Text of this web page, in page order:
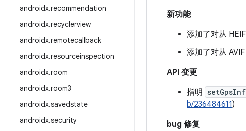
androidx.recommendation
androidx.recyclerview
androidx.remotecallback
androidx.resourceinspection
androidx.room
androidx.room3
androidx.savedstate
androidx.security
新功能
添加了对从
添加了对从
API 变更
指明
b/236484611)
bug 修复